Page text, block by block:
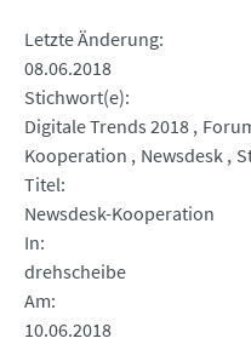
Letzte Änderung
08.06.2018
Stichwort(e)
Digitale Trends 2018
Kooperation
Newsdesk
Titel
Newsdesk-Kooperation
In
drehscheibe
Am
10.06.2018